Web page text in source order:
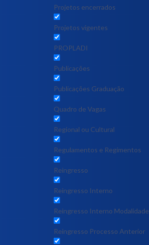
Projetos encerrados
Projetos vigentes
PROPLADI
Publicações
Publicações Graduação
Quadro de Vagas
Regional ou Cultural
Regulamentos e Regimentos
Reingresso
Reingresso Interno
Reingresso Interno Modalidade
Reingresso Processo Anterior